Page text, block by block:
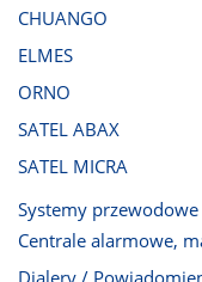
CHUANGO
ELMES
ORNO
SATEL ABAX
SATEL MICRA
Systemy przewodowe
Centrale alarmowe,
Dialery /